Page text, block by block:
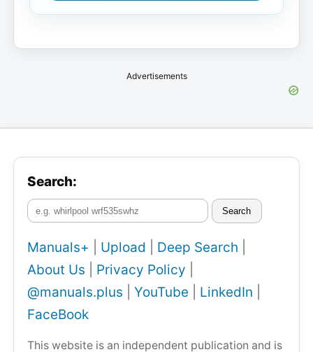
Advertisements
Search:
Search
Manuals+ Upload Deep Search
About Us
Privacy Policy
@manuals.plus
YouTube LinkedIn
FaceBook
This website is an independent publication and is